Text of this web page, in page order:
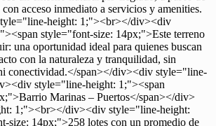
acceso inmediato a servicios y amenities.
height: 1;"><br></div><div
style="font-size: 14px;">Este terreno
una oportunidad ideal para quienes buscan
con la naturaleza y tranquilidad, sin
conectividad.</span></div><div style="line-
style="line-height: 1;"><span
Marinas – Puertos</span></div>
1;"><br></div><div style="line-height:
size: 14px;">258 lotes con un promedio de